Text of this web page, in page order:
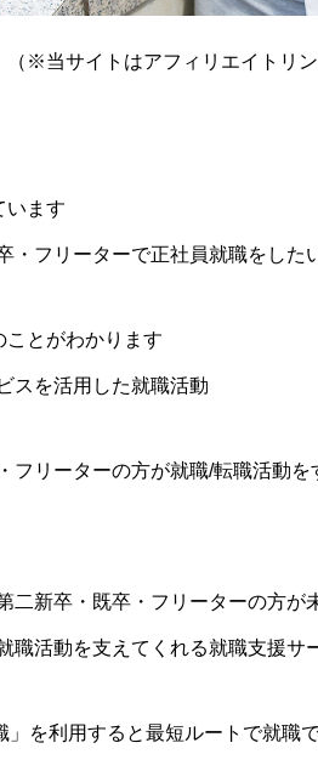
（※当サイトはアフィリエイトリン
います
・フリーターで正社員就職をした
とがわかります
スを活用した就職活動
フリーターの方が就職/転職活動
二新卒・既卒・フリーターの方が
職活動を支えてくれる就職支援サ
を利用すると最短ルートで就職で